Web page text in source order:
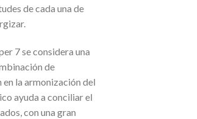
de cada una de
7 se considera una
de
la armonización del
ayuda a conciliar el
con una gran